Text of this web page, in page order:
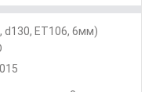
d130, ET106, 6мм)